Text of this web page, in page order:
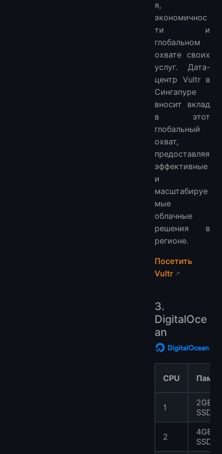
я,
экономичнос
ти и
глобальном
охвате своих
услуг. Дата-
центр Vultr в
Сингапуре
вносит вклад
в этот
глобальный
охват,
предоставляя
эффективные
и
масштабируе
мые
облачные
решения в
регионе.
Посетить
Vultr
3.
DigitalOce
an
CPU
1
2GB
SSD
2
4GB
SSD